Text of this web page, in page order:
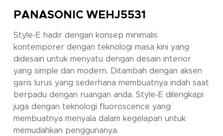
PANASONIC WEHJ5531
Style-E hadir dengan konsep minimalis
kontemporer dengan teknologi masa kini yang
didesain untuk menyatu dengan desain interior
yang simple dan modern. Ditambah dengan aksen
garis lurus yang sederhana membuatnya indah saat
berpadu dengan ruangan anda. Style-E dilengkapi
juga dengan teknologi fluoroscence yang
membuatnya menyala dalam kegelapan untuk
memudahkan penggunanya.